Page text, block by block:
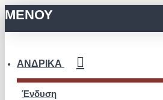
ΜΕΝΟΥ
ΑΝΔΡΙΚΆ
Ένδυση